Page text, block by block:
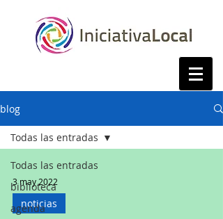
blog
Todas las entradas
biblioteca
agenda
Todas las entradas
3 may 2022
noticias